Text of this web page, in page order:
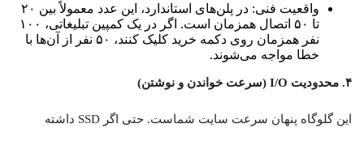
واقعیت فنی: در پلن‌های استاندارد، این عدد معمولاً بین ۲۰
تا ۵۰ اتصال همزمان است. اگر در یک کمپین تبلیغاتی، ۱۰۰
نفر همزمان روی دکمه خرید کلیک کنند، ۵۰ نفر از آن‌ها با
خطا مواجه می‌شوند.
۴. محدودیت I/O (سرعت خواندن و نوشتن)
این گلوگاه پنهان سرعت سایت شماست. حتی اگر SSD داشته